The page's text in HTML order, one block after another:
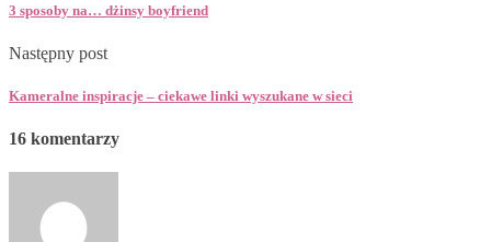
3 sposoby na… dżinsy boyfriend
Następny post
Kameralne inspiracje – ciekawe linki wyszukane w sieci
16 komentarzy